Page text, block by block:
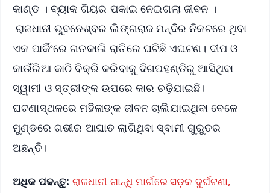
କାଣ୍ଡ । ବ୍ୟାକ ଗିୟର ପକାଇ ନେଇଗଲା ଜୀବନ ।
ରାଜଧାନୀ ଭୁବନେଶ୍ବର ଲିଙ୍ଗରାଜ ମନ୍ଦିର ନିକଟରେ ଥିବା
ଏକ ପାର୍କିଂରେ ଗତକାଲି ରାତିରେ ଘଟିଛି ଏଘଟଣ। ଦୀପ ଓ
କାଉଁରିଆ କାଠି ବିକ୍ରି କରିବାକୁ ଦିଗପହଣ୍ଡିରୁ ଆସିଥିବା
ସ୍ୱାମୀ ଓ ସ୍ତ୍ରୀଙ୍କ ଉପରେ କାର ଚଢ଼ିଯାଇଛି।
ଘଟଣାସ୍ଥଳରେ ମହିଳାଙ୍କ ଜୀବନ ଚାଲିଯାଇଥିବା ବେଳେ
ମୁଣ୍ଡରେ ଗଭୀର ଆଘାତ ଲାଗିଥିବା ସ୍ବାମୀ ଗୁରୁତର
ଅଛନ୍ତି।
ଅଧିକ ପଢନ୍ତୁ: ରାଜଧାନୀ ଗାନ୍ଧି ମାର୍ଗରେ ସଡ଼କ ଦୁର୍ଘଟଣା,